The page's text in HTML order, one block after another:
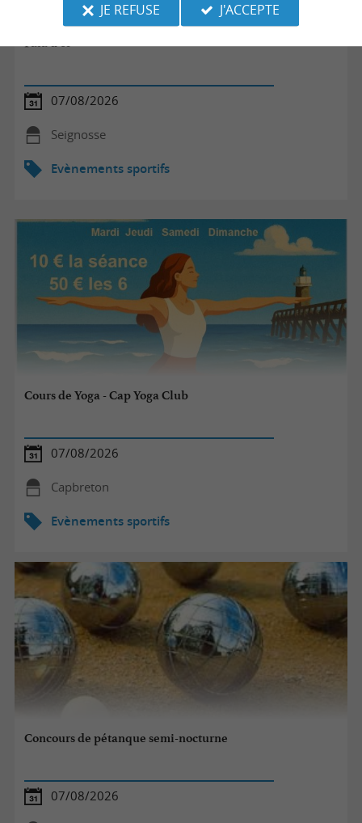
Pala d'or
07/08/2026
Seignosse
Evènements sportifs
Cours de Yoga - Cap Yoga Club
07/08/2026
Capbreton
Evènements sportifs
Concours de pétanque semi-nocturne
07/08/2026
JE REFUSE
J'ACCEPTE